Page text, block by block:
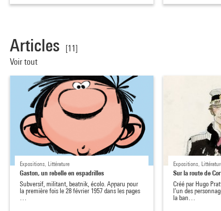
Articles
[11]
Voir tout
Expositions, Littérature
Gaston, un rebelle en espadrilles
Subversif, militant, beatnik, écolo. Apparu pour
la première fois le 28 février 1957 dans les pages
Expositions,
Sur la route de
Créé par Hugo
l’un des
la ban…